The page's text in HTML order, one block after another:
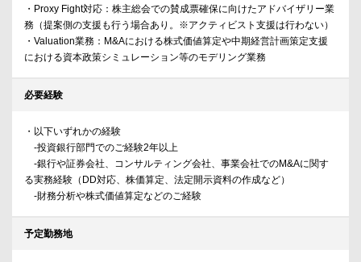
・Proxy Fight対応：株主総会での賛成票確保に向けたアドバイザリー業
務（提案側の支援も行う場合あり。※アクティビスト支援は行わない）
・Valuation業務：M&Aにおける株式価値算定や中期経営計画策定支援
における資本政策シミュレーション等のモデリング業務
必要経験
・以下いずれかの経験
-投資銀行部門でのご経験2年以上
-銀行や証券会社、コンサルティング会社、事業会社でのM&Aに関す
る実務経験（DD対応、株価算定、法定開示資料の作成など）
-財務分析や株式価値算定などのご経験
予定勤務地